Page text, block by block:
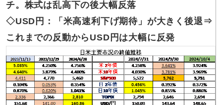
チ。株式は乱高下の後大幅反落
◇USD円：「米高速利下げ期待」が大きく後退⇒
これまでの反動からUSD円は大幅に反発